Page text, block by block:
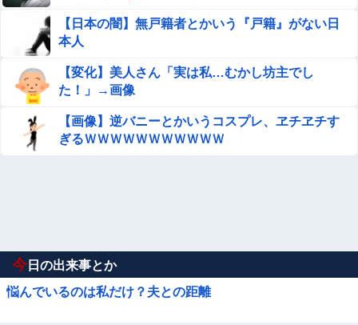
【日本の闇】無戸籍者とかいう『戸籍』がない日
本人
【変化】美人さん「実は私…むかし坊主でし
た！」→画像
【画像】逆バニーとかいうコスプレ、ヱチヱチす
ぎるＷＷＷＷＷＷＷＷＷＷＷ
今 日の出来事とか
悩んでいるのは私だけ？夫との距離